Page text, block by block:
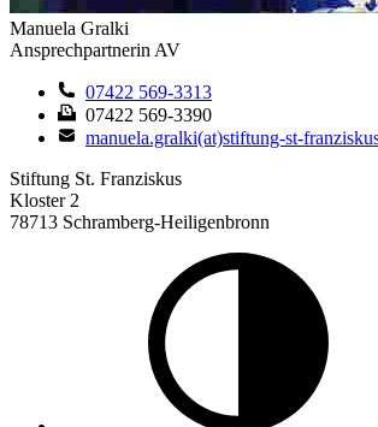
Manuela Gralki
Ansprechpartnerin AV
07422 569-3313
07422 569-3390
manuela.gralki(at)stiftung-st-
Stiftung St. Franziskus
Kloster 2
78713 Schramberg-Heiligenbronn